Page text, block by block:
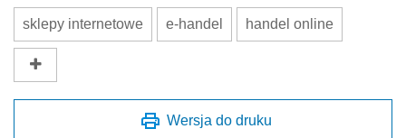
sklepy internetowe e-handel handel online
Wersja do druku